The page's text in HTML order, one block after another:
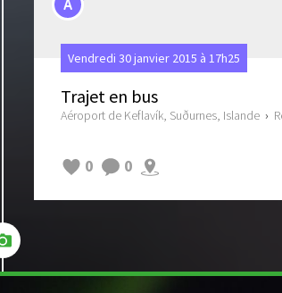
A
Vendredi 30 janvier 2015 à 17h25
Trajet en bus
Aéroport de Keflavík, Suðurnes, Islande ›
0 0